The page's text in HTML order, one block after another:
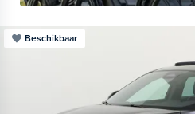
Beschikbaar